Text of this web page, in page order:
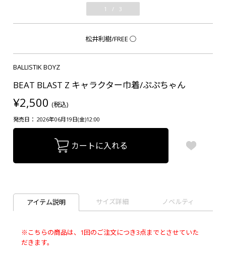
1 / 3
松井利樹/FREE ○
BALLISTIK BOYZ
BEAT BLAST Z キャラクター巾着/ぷぷちゃん
¥2,500 (税込)
発売日： 2026年06月19日(金)12:00
カートに入れる
アイテム説明 サイズ詳細 ノベルティ
※こちらの商品は、1回のご注文につき3点までとさせていた
だきます。